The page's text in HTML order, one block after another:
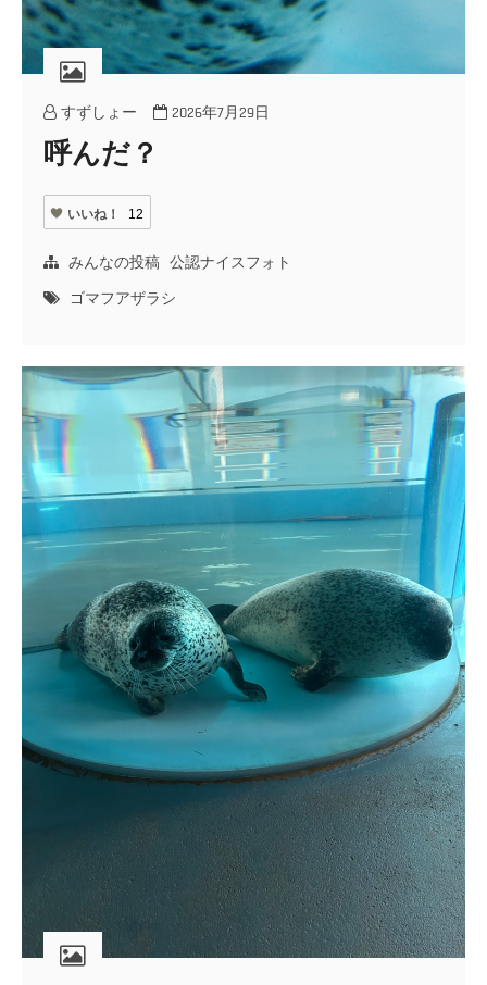
すずしょー 2026年7月29日
呼んだ？
いいね！ 12
みんなの投稿 公認ナイスフォト
ゴマフアザラシ